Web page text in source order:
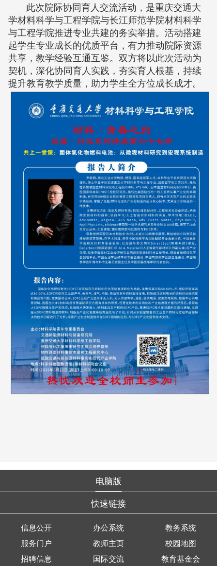
此次院际协同育人交流活动，是重庆交通大
学材料科学与工程学院与长江师范学院材料科学
与工程学院推进专业共建的务实举措。活动搭建
起学生专业成长的优质平台，有力推动院际资源
共享，教学经验互通互鉴。双方将以此次活动为
契机，深化协同育人实践，夯实育人根基，持续
提升教育教学质量，助力学生全方位成长成才。
电脑版
快速链接
信息公开 办公系统
教务系统
服务门户
教师主页
校园地图
招聘信息
国际交流 教育基金会